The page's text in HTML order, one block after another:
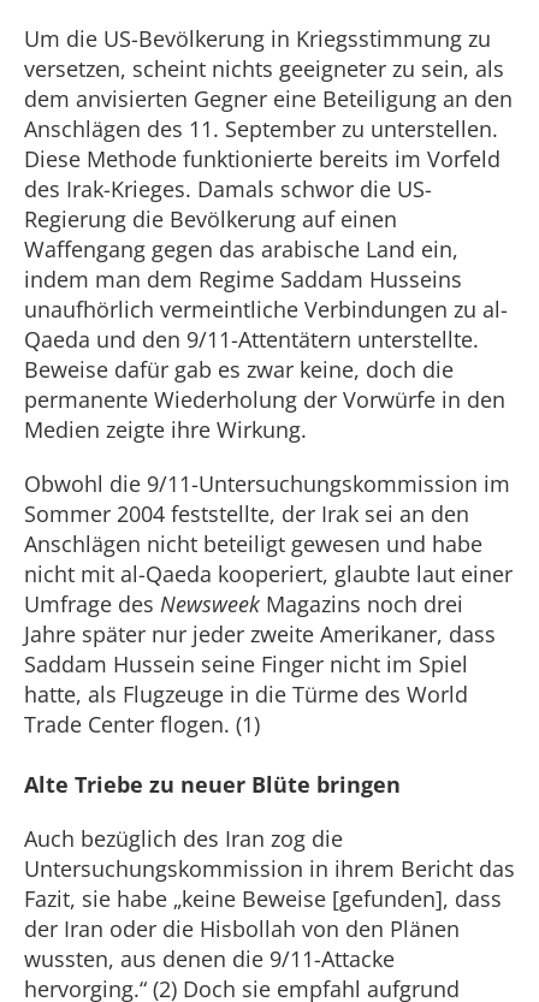
Um die US-Bevölkerung in Kriegsstimmung zu
versetzen, scheint nichts geeigneter zu sein, als
dem anvisierten Gegner eine Beteiligung an den
Anschlägen des 11. September zu unterstellen.
Diese Methode funktionierte bereits im Vorfeld
des Irak-Krieges. Damals schwor die US-
Regierung die Bevölkerung auf einen
Waffengang gegen das arabische Land ein,
indem man dem Regime Saddam Husseins
unaufhörlich vermeintliche Verbindungen zu al-
Qaeda und den 9/11-Attentätern unterstellte.
Beweise dafür gab es zwar keine, doch die
permanente Wiederholung der Vorwürfe in den
Medien zeigte ihre Wirkung.
Obwohl die 9/11-Untersuchungskommission im
Sommer 2004 feststellte, der Irak sei an den
Anschlägen nicht beteiligt gewesen und habe
nicht mit al-Qaeda kooperiert, glaubte laut einer
Umfrage des Newsweek Magazins noch drei
Jahre später nur jeder zweite Amerikaner, dass
Saddam Hussein seine Finger nicht im Spiel
hatte, als Flugzeuge in die Türme des World
Trade Center flogen. (1)
Alte Triebe zu neuer Blüte bringen
Auch bezüglich des Iran zog die
Untersuchungskommission in ihrem Bericht das
Fazit, sie habe „keine Beweise [gefunden], dass
der Iran oder die Hisbollah von den Plänen
wussten, aus denen die 9/11-Attacke
hervorging.“ (2) Doch sie empfahl aufgrund